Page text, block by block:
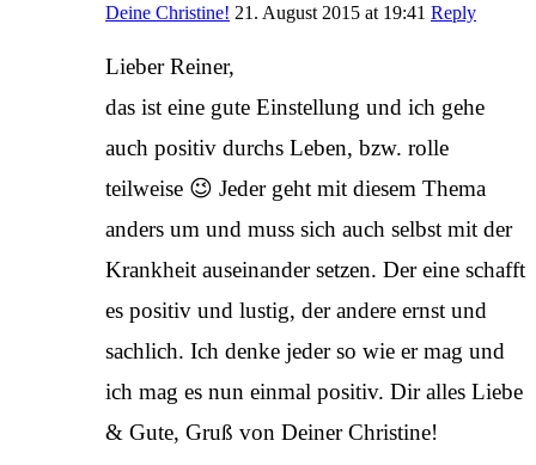
Deine Christine! 21. August 2015 at 19:41 Reply
Lieber Reiner,
das ist eine gute Einstellung und ich gehe
auch positiv durchs Leben, bzw. rolle
teilweise 😉 Jeder geht mit diesem Thema
anders um und muss sich auch selbst mit der
Krankheit auseinander setzen. Der eine schafft
es positiv und lustig, der andere ernst und
sachlich. Ich denke jeder so wie er mag und
ich mag es nun einmal positiv. Dir alles Liebe
& Gute, Gruß von Deiner Christine!